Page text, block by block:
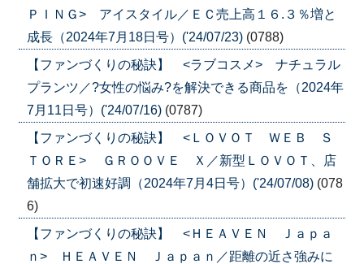
ＰＩＮＧ> アイスタイル／ＥＣ売上高１６.３％増と
成長（2024年7月18日号）('24/07/23) (0788)
【ファンづくりの秘訣】 <ラブコスメ> ナチュラル
プランツ／?女性の悩み?を解決できる商品を（2024年
7月11日号）('24/07/16) (0787)
【ファンづくりの秘訣】 <ＬＯＶＯＴ ＷＥＢ Ｓ
ＴＯＲＥ> ＧＲＯＯＶＥ Ｘ／新型ＬＯＶＯＴ、店
舗拡大で初速好調（2024年7月4日号）('24/07/08) (078
6)
【ファンづくりの秘訣】 <ＨＥＡＶＥＮ Ｊａｐａ
ｎ> ＨＥＡＶＥＮ Ｊａｐａｎ／距離の近さ強みに